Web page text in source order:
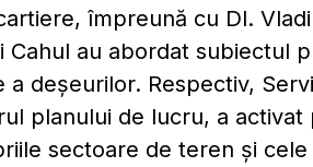
împreună cu Dl.
au abordat subiectul
deșeurilor. Respectiv,
planului de lucru, a
sectoare de teren și